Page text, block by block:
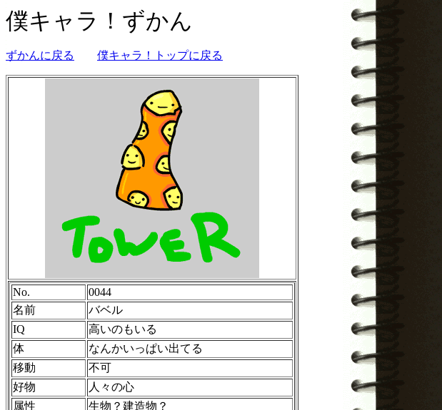
僕キャラ！ずかん
ずかんに戻る 僕キャラ！トップに戻る
No.
0044
名前
バベル
IQ
高いのもいる
体
なんかいっぱい出てる
移動
不可
好物
人々の心
属性
生物？建造物？